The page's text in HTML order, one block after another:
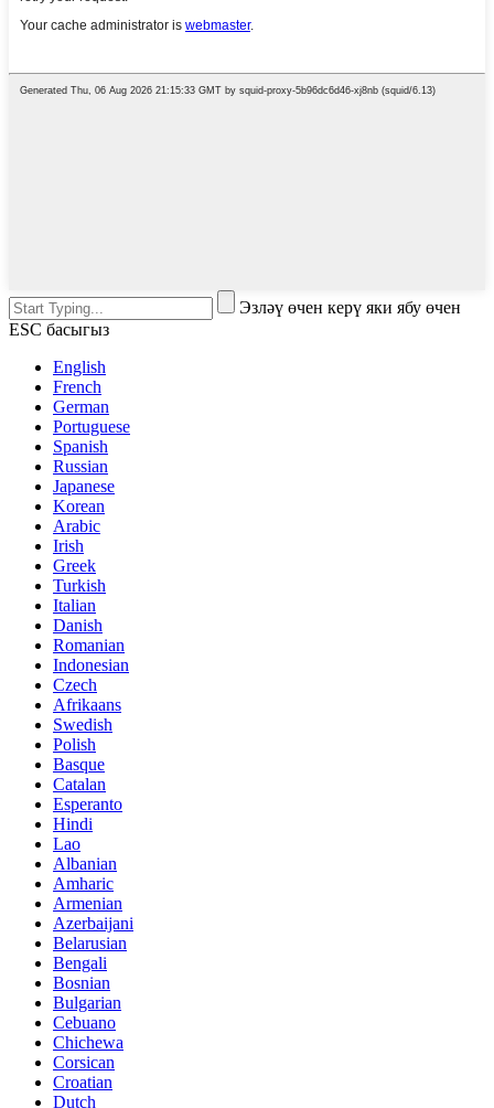
Эзләү өчен керү яки ябу өчен
ESC басыгыз
English
French
German
Portuguese
Spanish
Russian
Japanese
Korean
Arabic
Irish
Greek
Turkish
Italian
Danish
Romanian
Indonesian
Czech
Afrikaans
Swedish
Polish
Basque
Catalan
Esperanto
Hindi
Lao
Albanian
Amharic
Armenian
Azerbaijani
Belarusian
Bengali
Bosnian
Bulgarian
Cebuano
Chichewa
Corsican
Croatian
Dutch